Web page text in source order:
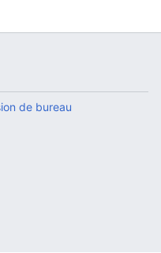
de bureau